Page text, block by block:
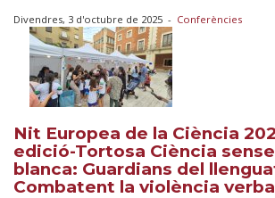
Divendres, 3 d'octubre de 2025 - Conferències
Nit Europea de la Ciència
edició-Tortosa Ciència
blanca: Guardians del
Combatent la violència